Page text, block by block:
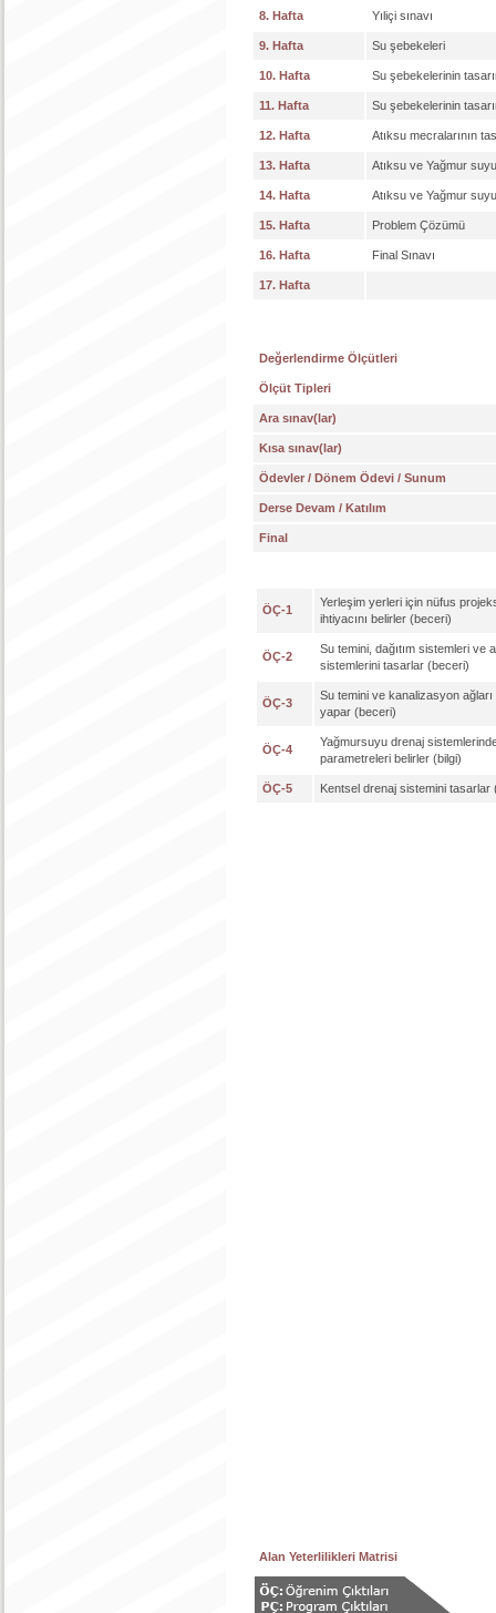
8. Hafta Yıliçi sınavı
9. Hafta Su şebekeleri
10. Hafta Su şebekelerinin
11. Hafta Su şebekelerinin
12. Hafta Atıksu mecralarının
13. Hafta Atıksu ve Yağmur
14. Hafta Atıksu ve Yağmur
15. Hafta Problem Çözümü
16. Hafta Final Sınavı
17. Hafta
Değerlendirme Ölçütleri
Ölçüt Tipleri
Ara sınav(lar)
Kısa sınav(lar)
Ödevler / Dönem Ödevi / Sunum
Derse Devam / Katılım
Final
ÖÇ-1
Yerleşim yerleri için nüfus
ihtiyacını belirler (beceri)
ÖÇ-2
Su temini, dağıtım sistemleri ve
sistemlerini tasarlar (beceri)
ÖÇ-3
Su temini ve kanalizasyon
yapar (beceri)
ÖÇ-4
Yağmursuyu drenaj
parametreleri belirler (bilgi)
ÖÇ-5 Kentsel drenaj sistemini tasarlar
Alan Yeterlilikleri Matrisi